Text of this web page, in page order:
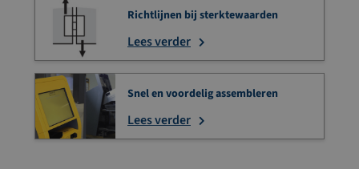
Richtlijnen bij sterktewaarden
Lees verder
Snel en voordelig assembleren
Lees verder